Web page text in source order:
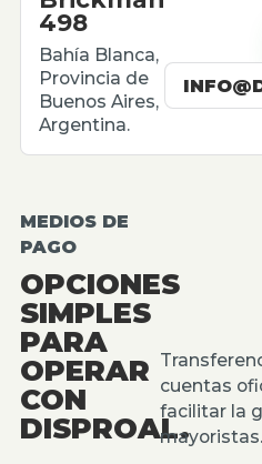
498
Bahía Blanca,
Provincia de
Buenos Aires,
Argentina.
MEDIOS DE
PAGO
OPCIONES
SIMPLES
PARA
OPERAR
CON
DISPROAL.
cuentas
facilitar la
mayoristas.